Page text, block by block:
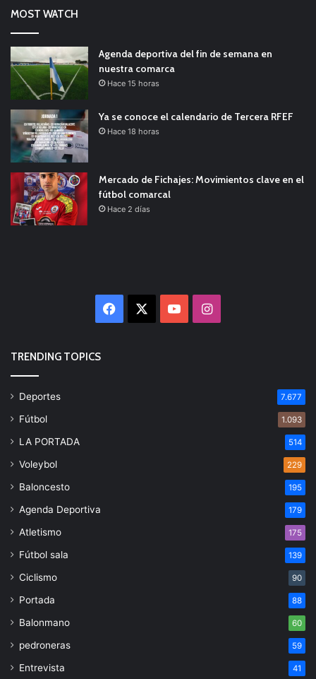
MOST WATCH
Agenda deportiva del fin de semana en
nuestra comarca
Hace 15 horas
Ya se conoce el calendario de Tercera RFEF
Hace 18 horas
Mercado de Fichajes: Movimientos clave en el
fútbol comarcal
Hace 2 días
Facebook YouTubeInstagram
TRENDING TOPICS
Deportes 7.677
Fútbol 1.093
LA PORTADA 514
Voleybol 229
Baloncesto 195
Agenda Deportiva 179
Atletismo 175
Fútbol sala 139
Ciclismo 90
Portada 88
Balonmano 60
pedroneras 59
Entrevista 41